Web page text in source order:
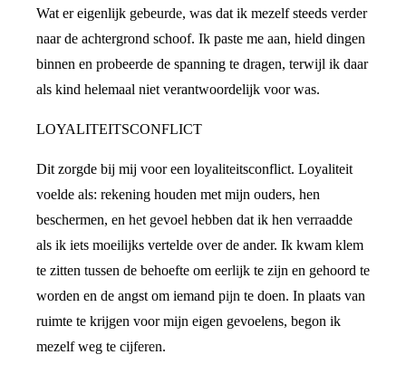
Wat er eigenlijk gebeurde, was dat ik mezelf steeds verder
naar de achtergrond schoof. Ik paste me aan, hield dingen
binnen en probeerde de spanning te dragen, terwijl ik daar
als kind helemaal niet verantwoordelijk voor was.
LOYALITEITSCONFLICT
Dit zorgde bij mij voor een loyaliteitsconflict. Loyaliteit
voelde als: rekening houden met mijn ouders, hen
beschermen, en het gevoel hebben dat ik hen verraadde
als ik iets moeilijks vertelde over de ander. Ik kwam klem
te zitten tussen de behoefte om eerlijk te zijn en gehoord te
worden en de angst om iemand pijn te doen. In plaats van
ruimte te krijgen voor mijn eigen gevoelens, begon ik
mezelf weg te cijferen.